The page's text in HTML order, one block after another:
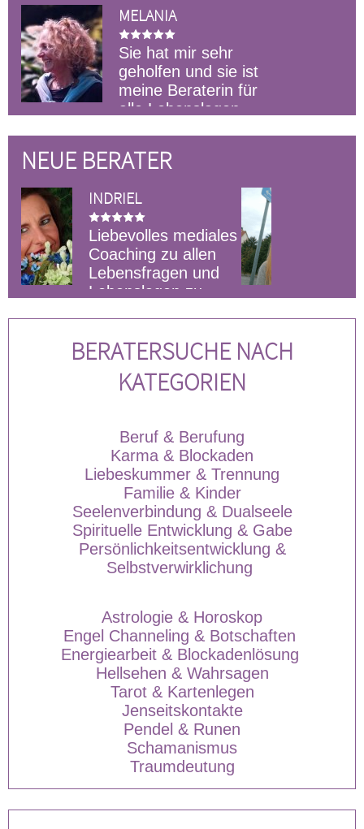
MELANIA
Sie hat mir sehr
geholfen und sie ist
meine Beraterin für
alle Lebenslagen
NEUE BERATER
allen
und
Kartenlegungen per
E-Mail an 10 Euro
und bin telefonisch
für dich da, um Blockaden
gemeinsam zu lösen. 💫
BERATERSUCHE NACH
KATEGORIEN
Beruf & Berufung
Karma & Blockaden
Liebeskummer & Trennung
Familie & Kinder
Seelenverbindung & Dualseele
Spirituelle Entwicklung & Gabe
Persönlichkeitsentwicklung &
Selbstverwirklichung
Astrologie & Horoskop
Engel Channeling & Botschaften
Energiearbeit & Blockadenlösung
Hellsehen & Wahrsagen
Tarot & Kartenlegen
Jenseitskontakte
Pendel & Runen
Schamanismus
Traumdeutung